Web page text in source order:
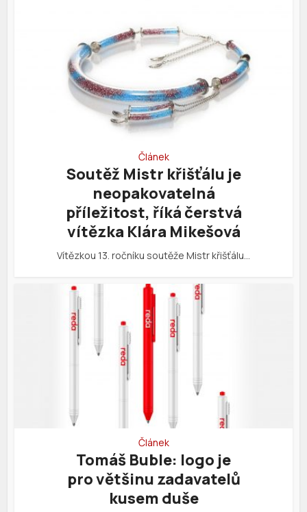
Článek
Soutěž Mistr křišťálu je
neopakovatelná
příležitost, říká čerstvá
vítězka Klára Mikešová
Vítězkou 13. ročníku soutěže Mistr křišťálu…
Článek
Tomáš Buble: logo je
pro většinu zadavatelů
kusem duše